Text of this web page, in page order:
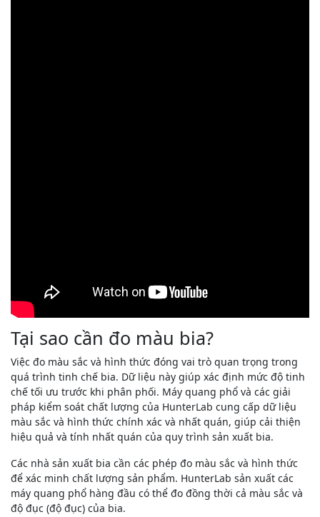
Tại sao cần đo màu bia?
Việc đo màu sắc và hình thức đóng vai trò quan trọng trong
quá trình tinh chế bia. Dữ liệu này giúp xác định mức độ tinh
chế tối ưu trước khi phân phối. Máy quang phổ và các giải
pháp kiểm soát chất lượng của HunterLab cung cấp dữ liệu
màu sắc và hình thức chính xác và nhất quán, giúp cải thiện
hiệu quả và tính nhất quán của quy trình sản xuất bia.
Các nhà sản xuất bia cần các phép đo màu sắc và hình thức
để xác minh chất lượng sản phẩm. HunterLab sản xuất các
máy quang phổ hàng đầu có thể đo đồng thời cả màu sắc và
độ đục (độ đục) của bia.